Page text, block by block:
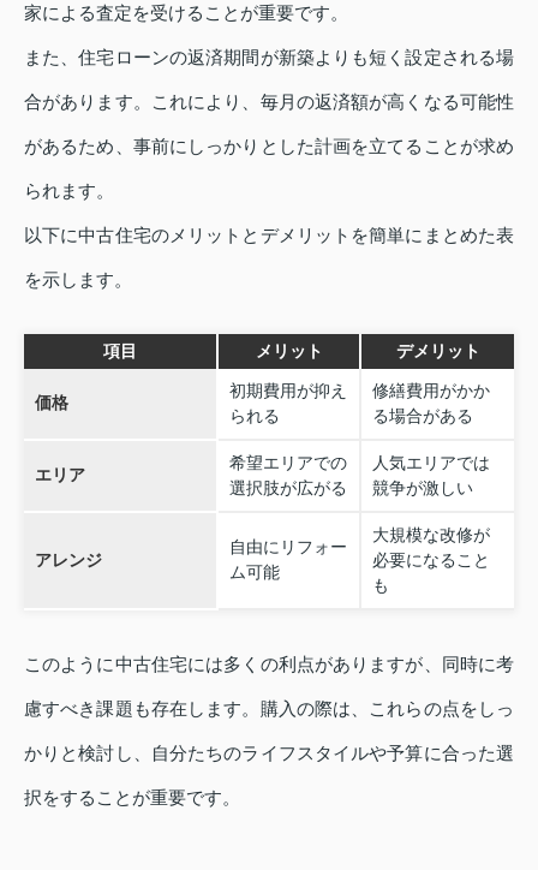
家による査定を受けることが重要です。
また、住宅ローンの返済期間が新築よりも短く設定される場
合があります。これにより、毎月の返済額が高くなる可能性
があるため、事前にしっかりとした計画を立てることが求め
られます。
以下に中古住宅のメリットとデメリットを簡単にまとめた表
を示します。
項目 メリット デメリット
価格
初期費用が抑え
られる
修繕費用がかか
る場合がある
エリア
希望エリアでの
選択肢が広がる
人気エリアでは
競争が激しい
アレンジ
自由にリフォー
ム可能
大規模な改修が
必要になること
も
このように中古住宅には多くの利点がありますが、同時に考
慮すべき課題も存在します。購入の際は、これらの点をしっ
かりと検討し、自分たちのライフスタイルや予算に合った選
択をすることが重要です。